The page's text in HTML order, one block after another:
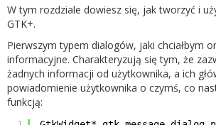
W tym rozdziale dowiesz się, jak tworzyć i
GTK+.
Pierwszym typem dialogów, jaki chciałbym
informacyjne. Charakteryzują się tym, że
żadnych informacji od użytkownika, a ich
powiadomienie użytkownika o czymś, co
funkcją: